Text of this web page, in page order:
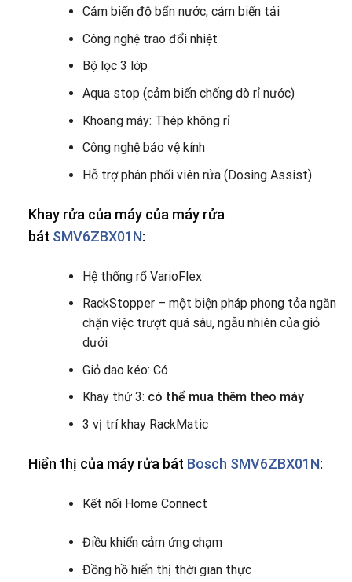
Cảm biến độ bẩn nước, cảm biến tải
Công nghệ trao đổi nhiệt
Bộ lọc 3 lớp
Aqua stop (cảm biến chống dò rỉ nước)
Khoang máy: Thép không rỉ
Công nghệ bảo vệ kính
Hỗ trợ phân phối viên rửa (Dosing Assist)
Khay rửa của máy của máy rửa
bát SMV6ZBX01N:
Hệ thống rổ VarioFlex
RackStopper – một biện pháp phong tỏa ngăn
chặn việc trượt quá sâu, ngẫu nhiên của giỏ
dưới
Giỏ dao kéo: Có
Khay thứ 3: có thể mua thêm theo máy
3 vị trí khay RackMatic
Hiển thị của máy rửa bát Bosch SMV6ZBX01N:
Kết nối Home Connect
Điều khiển cảm ứng chạm
Đồng hồ hiển thị thời gian thực